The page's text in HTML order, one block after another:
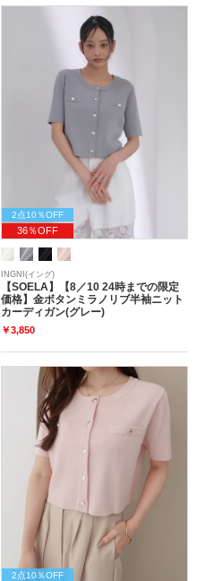
2点10％OFF
36％OFF
INGNI(イング)
【SOELA】【8／10 24時までの限定
価格】金ボタンミラノリブ半袖ニット
カーディガン(グレー)
￥3,850
2点10％OFF